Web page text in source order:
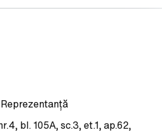
bl. 105A, sc.3, et.1, ap.62,